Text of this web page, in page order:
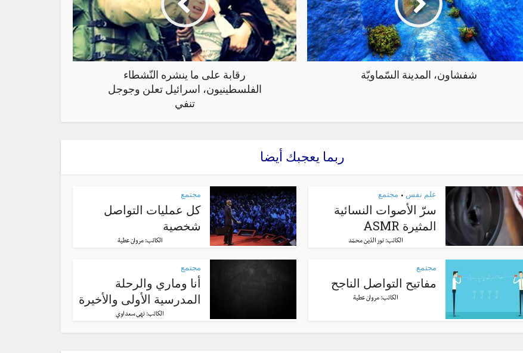
رقابة على ما ينشره النّشطاء
الفلسطينيون، اسرائيل تعلن وجوجل
تنفي
شفشاون، المدينة السّماويّة
ربما يعجبك أيضا
علم نفس • مجتمع
سرّ الأصوات النسائية
المثيرة ASMR
الكاتب:نور الدّين محمّد
مجتمع
كل عمليات التواصل
شخصية
الكاتب:مروان عطية
مجتمع
مفاتيح التواصل الناجح
الكاتب:مروان عطية
مجتمع
أنا وماري والرحلة
المدرسية الأولى والأخيرة
الكاتب: نهى سعداوي